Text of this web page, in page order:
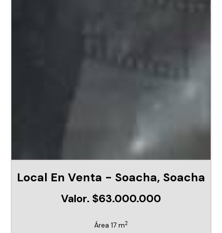
Local En Venta - Soacha, Soacha
Valor. $63.000.000
Área 17 m2